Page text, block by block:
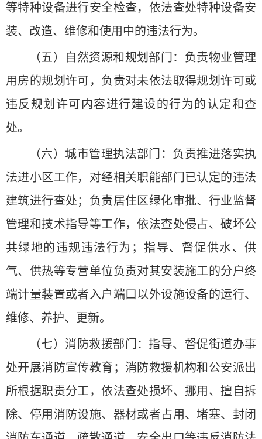
等特种设备进行安全检查，依法查处特种设备安
装、改造、维修和使用中的违法行为。
（五）自然资源和规划部门：负责物业管理
用房的规划许可，负责对未依法取得规划许可或
违反规划许可内容进行建设的行为的认定和查
处。
（六）城市管理执法部门：负责推进落实执
法进小区工作，对经相关职能部门已认定的违法
建筑进行查处；负责居住区绿化审批、行业监督
管理和技术指导等工作，依法查处侵占、破坏公
共绿地的违规违法行为；指导、督促供水、供
气、供热等专营单位负责对其安装施工的分户终
端计量装置或者入户端口以外设施设备的运行、
维修、养护、更新。
（七）消防救援部门：指导、督促街道办事
处开展消防宣传教育；消防救援机构和公安派出
所根据职责分工，依法查处损坏、挪用、擅自拆
除、停用消防设施、器材或者占用、堵塞、封闭